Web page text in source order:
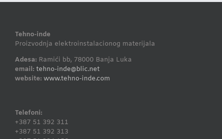
Tehno-inde
Proizvodnja elektroinstalacionog materijala
Adesa: Ramići bb, 78000 Banja Luka
email: tehno-inde@blic.net
website: www.tehno-inde.com
Telefoni:
+387 51 392 311
+387 51 392 313